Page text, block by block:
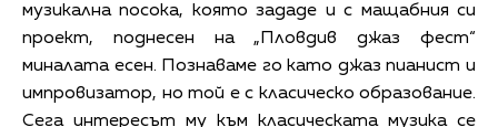
музикална посока, която зададе и с мащабния си
проект, поднесен на „Пловдив джаз фест“
миналата есен. Познаваме го като джаз пианист и
импровизатор, но той е с класическо образование.
Сега интересът му към класическата музика се